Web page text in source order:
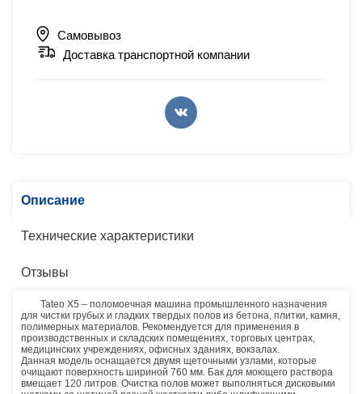
Самовывоз
Доставка транспортной компании
Описание
Технические характеристики
Отзывы
Tateo X5 – поломоечная машина промышленного назначения
для чистки грубых и гладких твердых полов из бетона, плитки, камня,
полимерных материалов. Рекомендуется для применения в
производственных и складских помещениях, торговых центрах,
медицинских учреждениях, офисных зданиях, вокзалах.
Данная модель оснащается двумя щеточными узлами, которые
очищают поверхность шириной 760 мм. Бак для моющего раствора
вмещает 120 литров. Очистка полов может выполняться дисковыми